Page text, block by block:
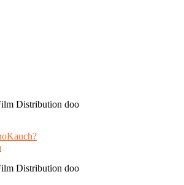
Distribution doo
Distribution doo